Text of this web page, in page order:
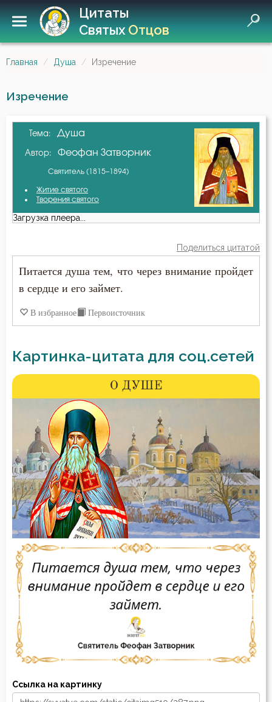
Цитаты
СвятыхОтцов
Главная Душа Изречение
Изречение
Тема: Душа
Автор: Феофан Затворник
Святитель (1815–1894)
Житие святого
Творения святого
Загрузка плеера...
Поделиться цитатой
Питается душа тем, что через внимание пройдет
в сердце и его займет.
В избранное Первоисточник
Картинка-цитата для соц.сетей
Ссылка на картинку